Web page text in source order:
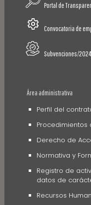
Portal de
Convocatoria de
Subvenciones/2024
Área administrativa
Perfil del
Procedimientos
Derecho de
Normativa y
Registro de
datos de
Recursos